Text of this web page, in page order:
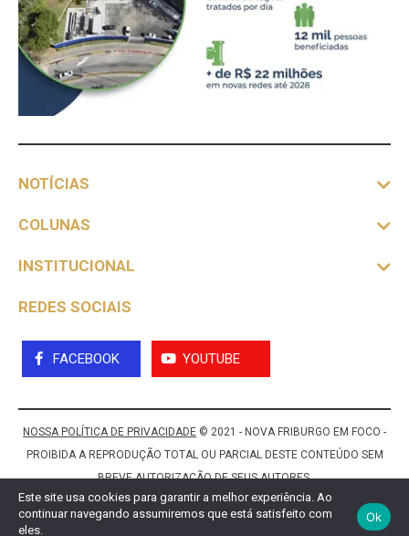
NOTÍCIAS
COLUNAS
INSTITUCIONAL
REDES SOCIAIS
FACEBOOK YOUTUBE
NOSSA POLÍTICA DE PRIVACIDADE © 2021 - NOVA FRIBURGO EM FOCO -
PROIBIDA A REPRODUÇÃO TOTAL OU PARCIAL DESTE CONTEÚDO SEM
BREVE AUTORIZAÇÃO DE SEUS AUTORES.
Este site usa cookies para garantir a melhor experiência. Ao
continuar navegando assumiremos que está satisfeito com
eles.
Ok